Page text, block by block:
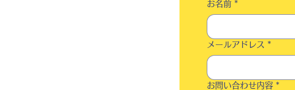
お名前 *
メールアドレス *
お問い合わせ内容 *